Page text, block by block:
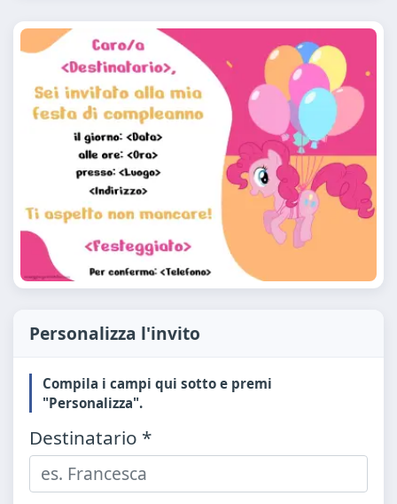
Personalizza l'invito
Compila i campi qui sotto e premi
"Personalizza".
Destinatario *